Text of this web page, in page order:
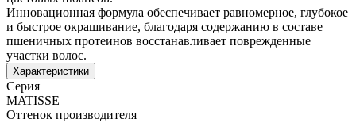
Инновационная формула обеспечивает равномерное, глубокое
и быстрое окрашивание, благодаря содержанию в составе
пшеничных протеинов восстанавливает поврежденные
участки волос.
Характеристики
Серия
MATISSE
Оттенок производителя